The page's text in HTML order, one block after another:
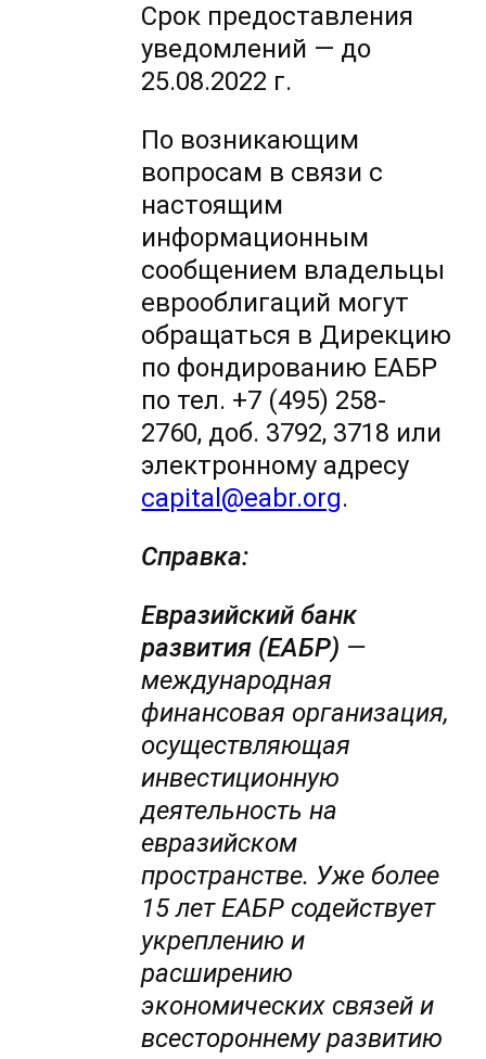
Срок предоставления
уведомлений — до
25.08.2022 г.
По возникающим
вопросам в связи с
настоящим
информационным
сообщением владельцы
еврооблигаций могут
обращаться в Дирекцию
по фондированию ЕАБР
по тел. +7 (495) 258-
2760, доб. 3792, 3718 или
электронному адресу
capital@eabr.org.
Справка:
Евразийский банк
развития (ЕАБР) —
международная
финансовая организация,
осуществляющая
инвестиционную
деятельность на
евразийском
пространстве. Уже более
15 лет ЕАБР содействует
укреплению и
расширению
экономических связей и
всестороннему развитию